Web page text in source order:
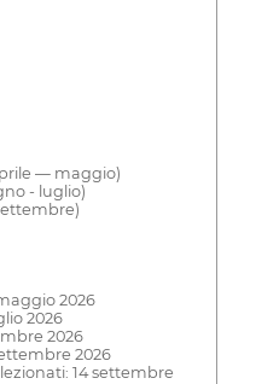
— maggio)
- luglio)
2026
2026
2026
2026
14 settembre